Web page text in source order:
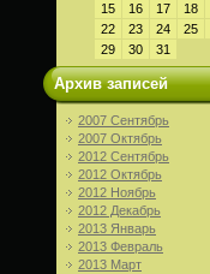
15
16 17 18
22
23 24 25
29
30 31
Архив записей
2007 Сентябрь
2007 Октябрь
2012 Сентябрь
2012 Октябрь
2012 Ноябрь
2012 Декабрь
2013 Январь
2013 Февраль
2013 Март